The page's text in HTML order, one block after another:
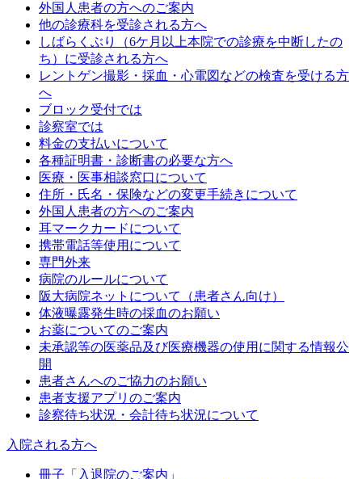
外国人患者の方へのご案内
他の診療科を受診される方へ
しばらくぶり（6ケ月以上本院での診療を中断したの
ち）に受診される方へ
レントゲン撮影・採血・心電図などの検査を受ける方
へ
ブロック受付では
診察室では
料金の支払いについて
各種証明書・診断書の必要な方へ
医療・医事相談窓口について
住所・氏名・保険などの変更手続きについて
外国人患者の方へのご案内
耳マークカードについて
携帯電話等使用について
専門外来
病院のルールについて
阪大病院ネットについて（患者さん向け）
体液曝露発生時の採血のお願い
お薬についてのご案内
未承認等の医薬品及び医療機器の使用に関する情報公
開
患者さんへのご協力のお願い
患者支援アプリのご案内
診察待ち状況・会計待ち状況について
入院される方へ
冊子「入退院のご案内」